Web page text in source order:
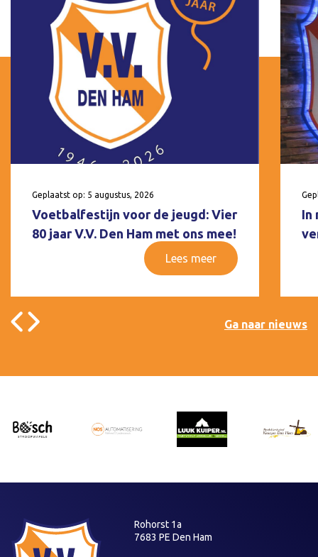
Geplaatst op: 5 augustus, 2026
Voetbalfestijn voor de jeugd: Vier
80 jaar V.V. Den Ham met ons mee!
Lees meer
In
Ga naar nieuws
Rohorst 1a
7683 PE Den Ham